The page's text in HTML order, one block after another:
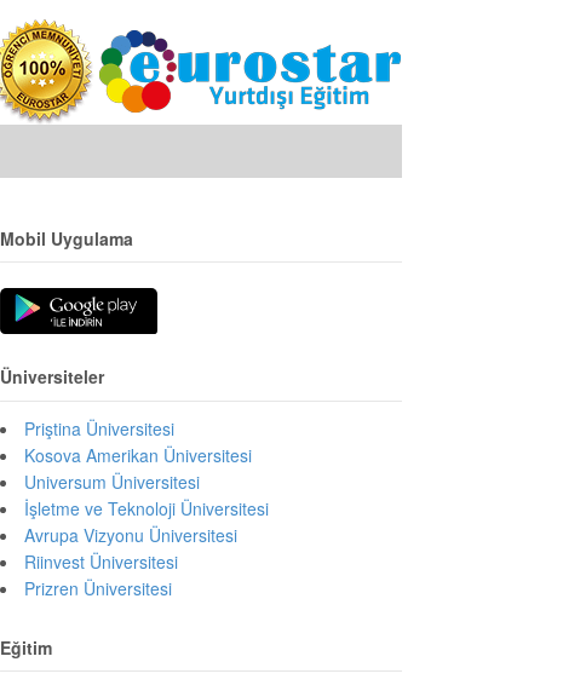
Mobil Uygulama
Üniversiteler
Priştina Üniversitesi
Kosova Amerikan Üniversitesi
Universum Üniversitesi
İşletme ve Teknoloji Üniversitesi
Avrupa Vizyonu Üniversitesi
Riinvest Üniversitesi
Prizren Üniversitesi
Eğitim